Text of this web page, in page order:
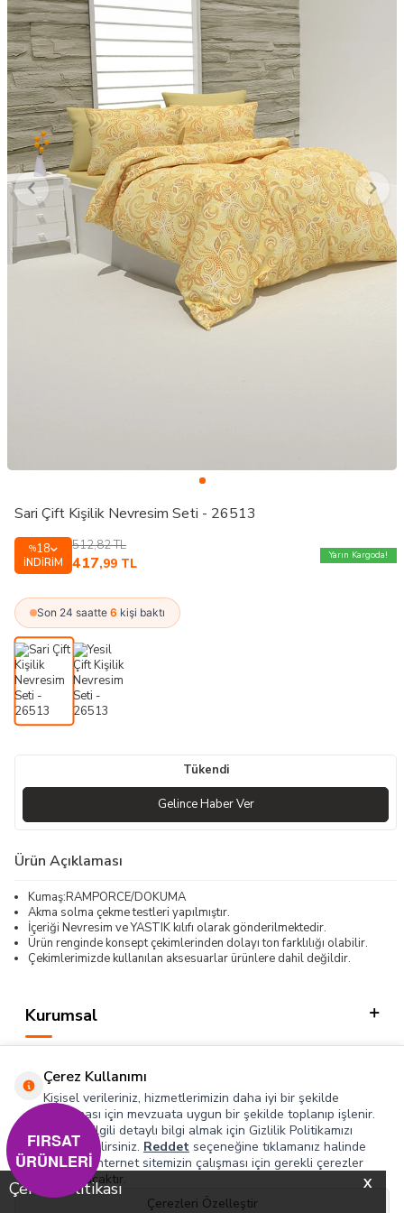
X
Çerez Politikası
Sari Çift Kişilik Nevresim Seti - 26513
%18
İNDIRIM
512,82TL
417,99 TL
Yarın Kargoda!
Son 24 saatte 6 kişi baktı
Tükendi
Gelince Haber Ver
Ürün Açıklaması
Kumaş:RAMPORCE/DOKUMA
Akma solma çekme testleri yapılmıştır.
İçeriği Nevresim ve YASTIK kılıfı olarak gönderilmektedir.
Ürün renginde konsept çekimlerinden dolayı ton farklılığı olabilir.
Çekimlerimizde kullanılan aksesuarlar ürünlere dahil değildir.
Kurumsal
Hızlı Erişim
Sosyal
Adres & İletişim
Çerez Kullanımı
Kişisel verileriniz, hizmetlerimizin daha iyi bir şekilde
sunulması için mevzuata uygun bir şekilde toplanıp işlenir.
Konuyla ilgili detaylı bilgi almak için Gizlilik Politikamızı
inceleyebilirsiniz. Reddet seçeneğine tıklamanız halinde
yalnızca internet sitemizin çalışması için gerekli çerezler
kullanılacaktır.
Çerezleri Özelleştir
FIRSAT
ÜRÜNLERİ